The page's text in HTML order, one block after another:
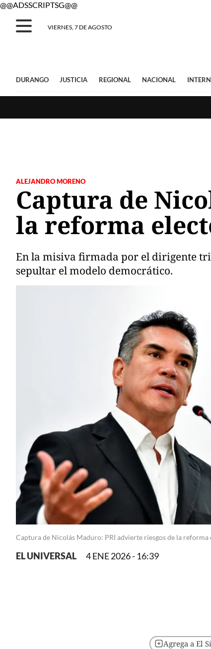
@@ADSSCRIPTSG@@
VIERNES, 7 DE AGOSTO
DURANGO JUSTICIA REGIONAL NACIONAL
ALEJANDRO MORENO
Captura de
la reforma
En la misiva firmada por el dirigente
sepultar el modelo democrático.
Captura de Nicolás Maduro: PRI advierte riesgos de la
EL UNIVERSAL 4 ENE 2026 - 16:39
Agrega a El